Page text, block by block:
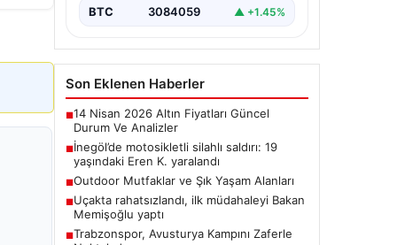
BTC 3084059 ▲ +1.45%
Son Eklenen Haberler
■14 Nisan 2026 Altın Fiyatları Güncel
Durum Ve Analizler
■İnegöl’de motosikletli silahlı saldırı: 19
yaşındaki Eren K. yaralandı
■Outdoor Mutfaklar ve Şık Yaşam Alanları
■Uçakta rahatsızlandı, ilk müdahaleyi Bakan
Memişoğlu yaptı
■Trabzonspor, Avusturya Kampını Zaferle